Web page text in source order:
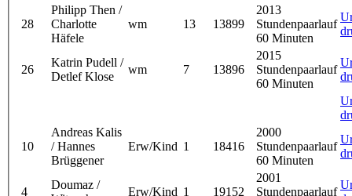
28
Philipp Then /
Charlotte
Häfele
wm 13 13899
2013
Stundenpaarlauf
60 Minuten
26
Katrin Pudell /
Detlef Klose
wm 7 13896
2015
Stundenpaarlauf
60 Minuten
10
Andreas Kalis
/ Hannes
Brüggener
Erw/Kind 1 18416
2000
Stundenpaarlauf
60 Minuten
4
Doumaz /
Erw/Kind 1 19152
2001
Stundenpaarlauf